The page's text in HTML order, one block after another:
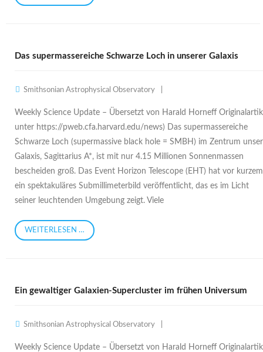
Das supermassereiche Schwarze Loch in unserer Galaxis
Smithsonian Astrophysical Observatory
Weekly Science Update – Übersetzt von Harald Horneff
unter https://pweb.cfa.harvard.edu/news) Das supermassereiche
Schwarze Loch (supermassive black hole = SMBH) im Zentrum
Galaxis, Sagittarius A*, ist mit nur 4.15 Millionen Sonnenmassen
bescheiden groß. Das Event Horizon Telescope (EHT) hat vor kurzem
ein spektakuläres Submillimeterbild veröffentlicht, das es im Licht
seiner leuchtenden Umgebung zeigt. Viele
WEITERLESEN …
Ein gewaltiger Galaxien-Supercluster im frühen Universum
Smithsonian Astrophysical Observatory
Weekly Science Update – Übersetzt von Harald Horneff